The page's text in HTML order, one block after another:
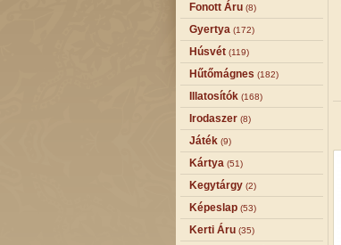
Fonott Áru (8)
Gyertya (172)
Húsvét (119)
Hűtőmágnes (182)
Illatosítók (168)
Irodaszer (8)
Játék (9)
Kártya (51)
Kegytárgy (2)
Képeslap (53)
Kerti Áru (35)